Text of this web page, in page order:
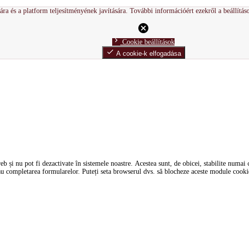
és a platform teljesítményének javítására. További információért ezekről a
cancel
chevron_right Cookie beállítások
done A cookie-k elfogadása
și nu pot fi dezactivate în sistemele noastre. Acestea sunt, de obicei, stabilite
formularelor. Puteți seta browserul dvs. să blocheze aceste module